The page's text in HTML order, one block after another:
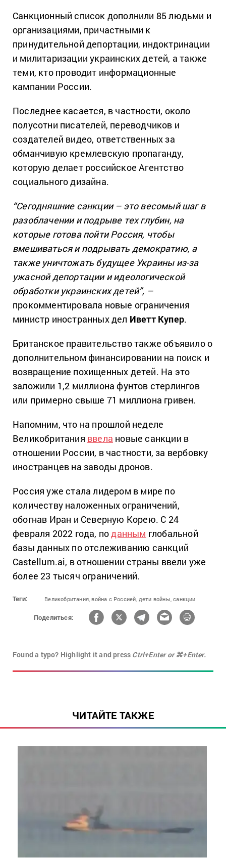
Санкционный список дополнили 85 людьми и
организациями, причастными к
принудительной депортации, индоктринации
и милитаризации украинских детей, а также
теми, кто проводит информационные
кампании России.
Последнее касается, в частности, около
полусотни писателей, переводчиков и
создателей видео, ответственных за
обманчивую кремлевскую пропаганду,
которую делает российское Агентство
социального дизайна.
“Сегодняшние санкции – это весомый шаг в
разоблачении и подрыве тех глубин, на
которые готова пойти Россия, чтобы
вмешиваться и подрывать демократию, а
также уничтожать будущее Украины из-за
ужасной депортации и идеологической
обработки украинских детей”, –
прокомментировала новые ограничения
министр иностранных дел Иветт Купер.
Британское правительство также объявило о
дополнительном финансировании на поиск и
возвращение похищенных детей. На это
заложили 1,2 миллиона фунтов стерлингов
или примерно свыше 71 миллиона гривен.
Напомним, что на прошлой неделе
Великобритания ввела новые санкции в
отношении России, в частности, за вербовку
иностранцев на заводы дронов.
Россия уже стала лидером в мире по
количеству наложенных ограничений,
обогнав Иран и Северную Корею. С 24
февраля 2022 года, поданным глобальной
базы данных по отслеживанию санкций
Castellum.ai, в отношении страны ввели уже
более 23 тысяч ограничений.
Теги: Великобритания, война с Россией, дети войны, санкции
Поделиться:
Found a typo? Highlight it and press Ctrl+Enter or ⌘+Enter.
ЧИТАЙТЕ ТАКЖЕ